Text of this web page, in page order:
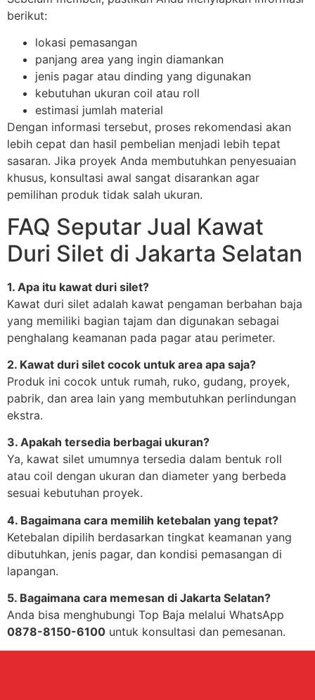
berikut:
lokasi pemasangan
panjang area yang ingin diamankan
jenis pagar atau dinding yang digunakan
kebutuhan ukuran coil atau roll
estimasi jumlah material
Dengan informasi tersebut, proses rekomendasi akan
lebih cepat dan hasil pembelian menjadi lebih tepat
sasaran. Jika proyek Anda membutuhkan penyesuaian
khusus, konsultasi awal sangat disarankan agar
pemilihan produk tidak salah ukuran.
FAQ Seputar Jual Kawat
Duri Silet di Jakarta Selatan
1. Apa itu kawat duri silet?
Kawat duri silet adalah kawat pengaman berbahan baja
yang memiliki bagian tajam dan digunakan sebagai
penghalang keamanan pada pagar atau perimeter.
2. Kawat duri silet cocok untuk area apa saja?
Produk ini cocok untuk rumah, ruko, gudang, proyek,
pabrik, dan area lain yang membutuhkan perlindungan
ekstra.
3. Apakah tersedia berbagai ukuran?
Ya, kawat silet umumnya tersedia dalam bentuk roll
atau coil dengan ukuran dan diameter yang berbeda
sesuai kebutuhan proyek.
4. Bagaimana cara memilih ketebalan yang tepat?
Ketebalan dipilih berdasarkan tingkat keamanan yang
dibutuhkan, jenis pagar, dan kondisi pemasangan di
lapangan.
5. Bagaimana cara memesan di Jakarta Selatan?
Anda bisa menghubungi Top Baja melalui WhatsApp
0878-8150-6100 untuk konsultasi dan pemesanan.